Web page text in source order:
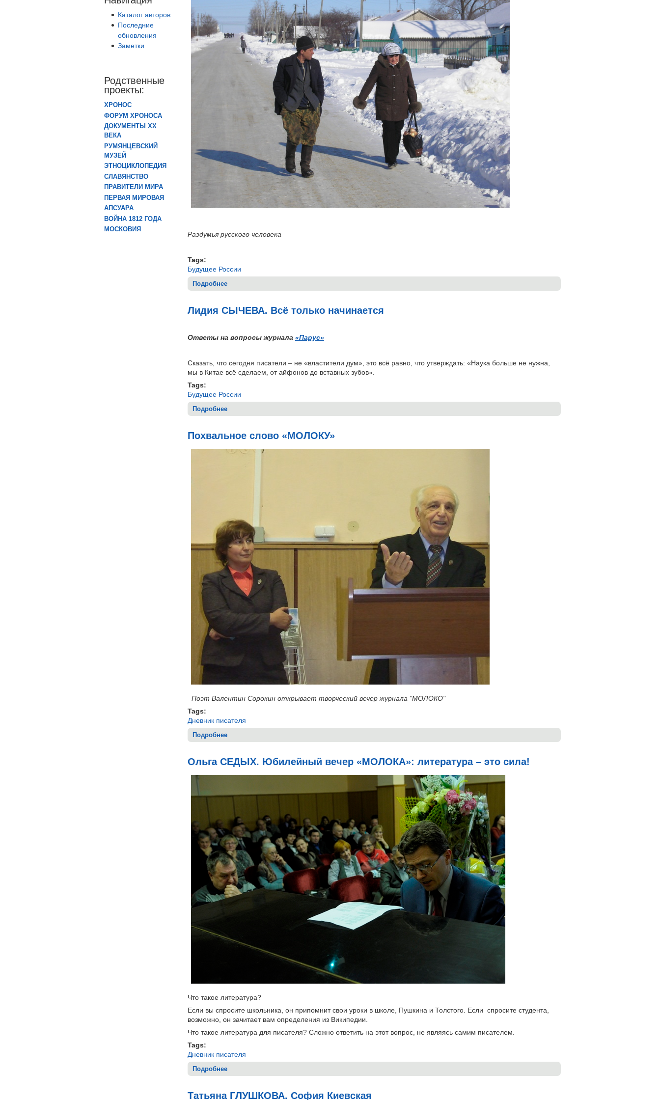
Каталог авторов
Последние
обновления
Заметки
Родственные
проекты:
ХРОНОС
ФОРУМ ХРОНОСА
ДОКУМЕНТЫ XX
ВЕКА
РУМЯНЦЕВСКИЙ
МУЗЕЙ
ЭТНОЦИКЛОПЕДИЯ
СЛАВЯНСТВО
ПРАВИТЕЛИ МИРА
ПЕРВАЯ МИРОВАЯ
АПСУАРА
ВОЙНА 1812 ГОДА
МОСКОВИЯ
Раздумья русского человека
Tags:
Будущее России
Подробнее
Лидия СЫЧЕВА. Всё только начинается
Ответы на вопросы журнала «Парус»
Сказать, что сегодня писатели – не «властители дум», это всё равно, что утверждать: «Наука больше не нужна,
мы в Китае всё сделаем, от айфонов до вставных зубов».
Tags:
Будущее России
Подробнее
Похвальное слово «МОЛОКУ»
Поэт Валентин Сорокин открывает творческий вечер журнала "МОЛОКО"
Tags:
Дневник писателя
Подробнее
Ольга СЕДЫХ. Юбилейный вечер «МОЛОКА»: литература – это сила!
Что такое литература?
Если вы спросите школьника, он припомнит свои уроки в школе, Пушкина и Толстого. Если спросите студента,
возможно, он зачитает вам определения из Википедии.
Что такое литература для писателя? Сложно ответить на этот вопрос, не являясь самим писателем.
Tags:
Дневник писателя
Подробнее
Татьяна ГЛУШКОВА. София Киевская